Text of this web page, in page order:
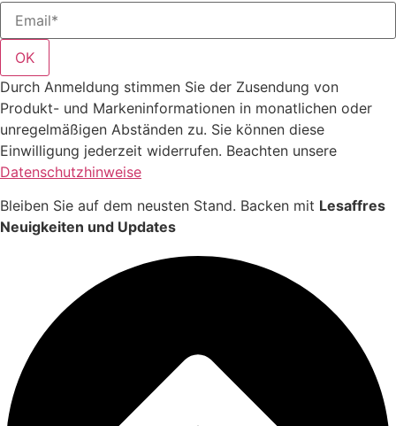
OK
Durch Anmeldung stimmen Sie der Zusendung von
Produkt- und Markeninformationen in monatlichen oder
unregelmäßigen Abständen zu. Sie können diese
Einwilligung jederzeit widerrufen. Beachten unsere
Datenschutzhinweise
Bleiben Sie auf dem neusten Stand. Backen mit Lesaffres
Neuigkeiten und Updates